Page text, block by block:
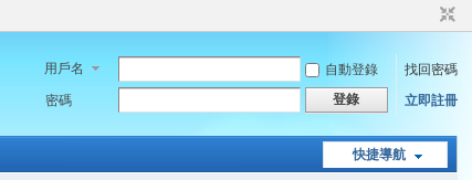
用戶名 自動登錄
找回密碼
密碼
登錄 立即註冊
快捷導航